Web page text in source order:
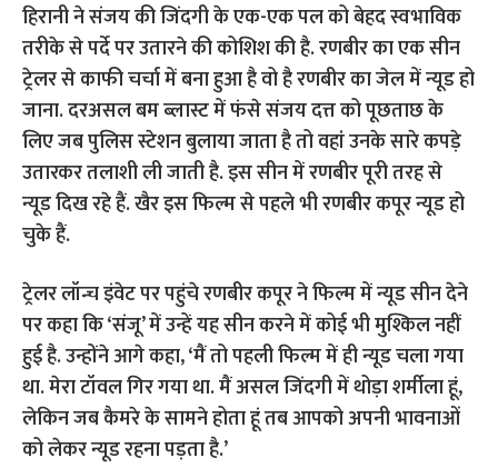
हिरानी ने संजय की जिंदगी के एक-एक पल को बेहद स्वभाविक
तरीके से पर्दे पर उतारने की कोशिश की है. रणबीर का एक सीन
ट्रेलर से काफी चर्चा में बना हुआ है वो है रणबीर का जेल में न्यूड हो
जाना. दरअसल बम ब्लास्ट में फंसे संजय दत्त को पूछताछ के
लिए जब पुलिस स्टेशन बुलाया जाता है तो वहां उनके सारे कपड़े
उतारकर तलाशी ली जाती है. इस सीन में रणबीर पूरी तरह से
न्यूड दिख रहे हैं. खैर इस फिल्म से पहले भी रणबीर कपूर न्यूड हो
चुके हैं.
ट्रेलर लॉन्च इंवेट पर पहुंचे रणबीर कपूर ने फिल्म में न्यूड सीन देने
पर कहा कि ‘संजू’ में उन्हें यह सीन करने में कोई भी मुश्किल नहीं
हुई है. उन्होंने आगे कहा, ‘मैं तो पहली फिल्म में ही न्यूड चला गया
था. मेरा टॉवल गिर गया था. मैं असल जिंदगी में थोड़ा शर्मीला हूं,
लेकिन जब कैमरे के सामने होता हूं तब आपको अपनी भावनाओं
को लेकर न्यूड रहना पड़ता है.’